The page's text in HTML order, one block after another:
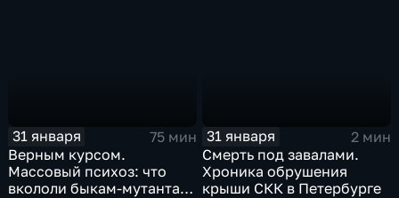
31 января
75 мин
Верным курсом.
Массовый психоз: что
вкололи быкам-мутантам,
31 января
2 мин
Смерть под завалами.
Хроника обрушения
крыши СКК в Петербурге